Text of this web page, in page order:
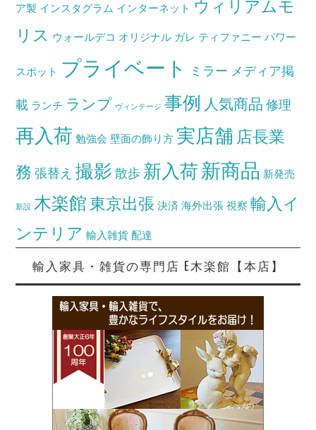
ア製 インスタグラム インターネット ウィリアムモ
リス ウォールデコ オリジナル ガレ ティファニー パワー
スポット プライベート ミラー メディア掲
載 ランチ ランプ ヴィンテージ 事例 人気商品 修理
再入荷 勉強会 壁面の飾り方 実店舗 店長業
務 張替え 撮影 散歩 新入荷新商品 新発売
新設 木楽館 東京出張 決済 海外出張 視察 輸入イ
ンテリア 輸入雑貨 配達
輸入家具・雑貨の専門店 E木楽館【本店】